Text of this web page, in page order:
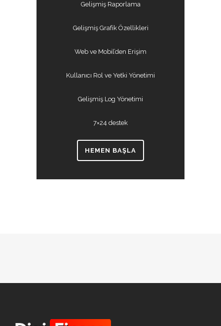
Gelişmiş Raporlama
Gelişmiş Grafik Özellikleri
Web ve Mobil’den Erişim
Kullanıcı Rol ve Yetki Yönetimi
Gelişmiş Log Yönetimi
7×24 destek
HEMEN BAŞLA